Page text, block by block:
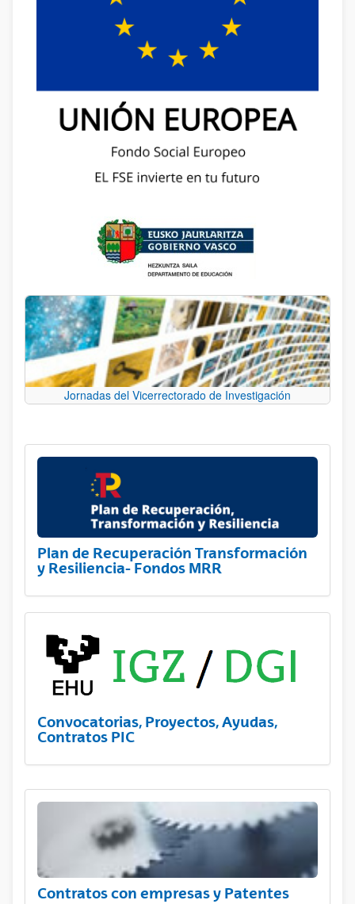
Jornadas del Vicerrectorado de Investigación
Plan de Recuperación Transformación
y Resiliencia- Fondos MRR
Convocatorias, Proyectos, Ayudas,
Contratos PIC
Contratos con empresas y Patentes